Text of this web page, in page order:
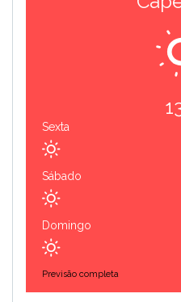
Sexta
Sábado
Domingo
Previsão completa